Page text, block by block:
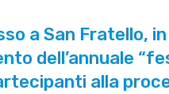
a San Fratello,
dell’annuale
alla